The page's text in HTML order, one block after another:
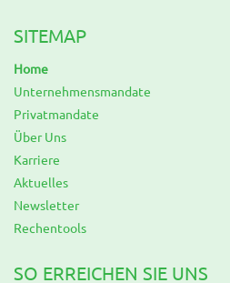
SITEMAP
Home
Unternehmensmandate
Privatmandate
Über Uns
Karriere
Aktuelles
Newsletter
Rechentools
SO ERREICHEN SIE UNS